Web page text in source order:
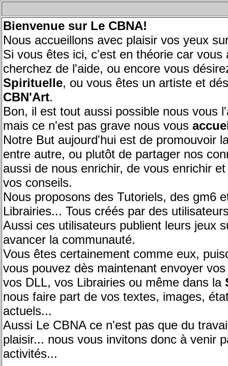
Bienvenue sur Le CBNA!
Nous accueillons avec plaisir vos yeux
Si vous êtes ici, c'est en théorie car
cherchez de l'aide, ou encore vous
Spirituelle, ou vous êtes un artiste et
CBN'Art.
Bon, il est tout aussi possible nous vous
mais ce n'est pas grave nous vous
Notre But aujourd'hui est de promouvoir
entre autre, ou plutôt de partager nos
aussi de nous enrichir, de vous enrichir
vos conseils.
Nous proposons des Tutoriels, des gm6
Librairies... Tous créés par des
Aussi ces utilisateurs publient leurs jeux
avancer la communauté.
Vous êtes certainement comme eux,
vous pouvez dès maintenant envoyer
vos DLL, vos Librairies ou même dans la
nous faire part de vos textes, images,
actuels...
Aussi Le CBNA ce n'est pas que du
plaisir... nous vous invitons donc à venir
activités...